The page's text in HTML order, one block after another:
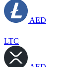
AED
LTC